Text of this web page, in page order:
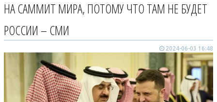
НА САММИТ МИРА, ПОТОМУ ЧТО ТАМ НЕ БУДЕТ
РОССИИ – СМИ
2024-06-03 16:48